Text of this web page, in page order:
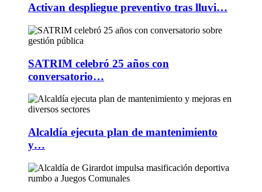
Activan despliegue preventivo tras lluvi…
SATRIM celebró 25 años con
conversatorio…
Alcaldía ejecuta plan de mantenimiento
y…